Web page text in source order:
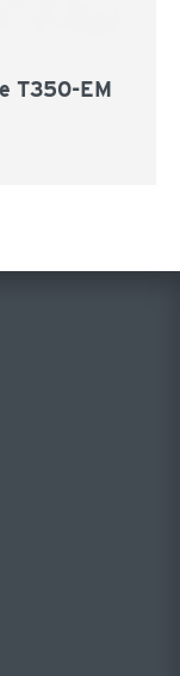
T350-EM